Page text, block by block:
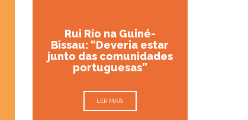
Rui Rio na Guiné-
Bissau: “Deveria estar
junto das comunidades
portuguesas”
LER MAIS